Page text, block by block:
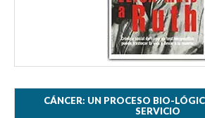
CÁNCER: UN PROCESO BIO-
SERVICIO